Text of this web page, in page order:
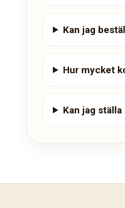
Kan jag
Hur mycket
Kan jag